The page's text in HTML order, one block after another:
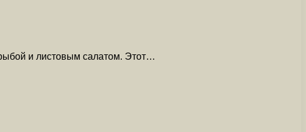
и листовым салатом. Этот…